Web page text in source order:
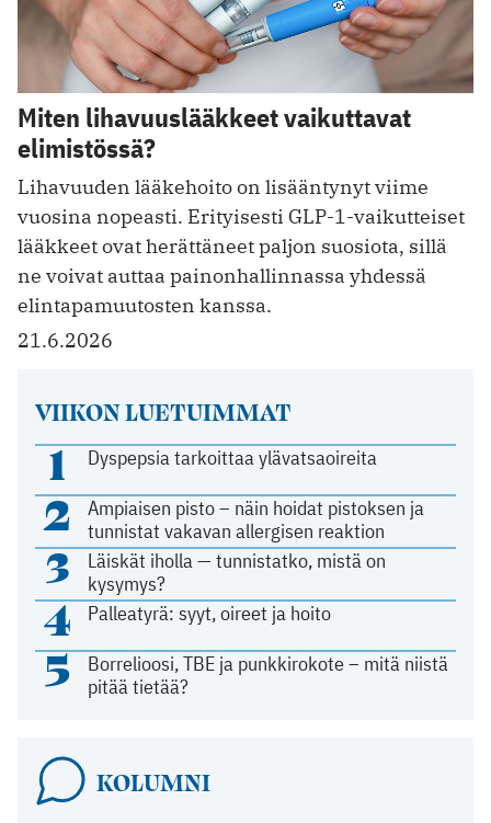
Miten lihavuuslääkkeet vaikuttavat
elimistössä?
Lihavuuden lääkehoito on lisääntynyt viime
vuosina nopeasti. Erityisesti GLP-1-vaikutteiset
lääkkeet ovat herättäneet paljon suosiota, sillä
ne voivat auttaa painonhallinnassa yhdessä
elintapamuutosten kanssa.
21.6.2026
VIIKON LUETUIMMAT
1 Dyspepsia tarkoittaa ylävatsaoireita
2
Ampiaisen pisto – näin hoidat pistoksen ja
tunnistat vakavan allergisen reaktion
3
Läiskät iholla — tunnistatko, mistä on
kysymys?
4 Palleatyrä: syyt, oireet ja hoito
5
Borrelioosi, TBE ja punkkirokote – mitä niistä
pitää tietää?
KOLUMNI